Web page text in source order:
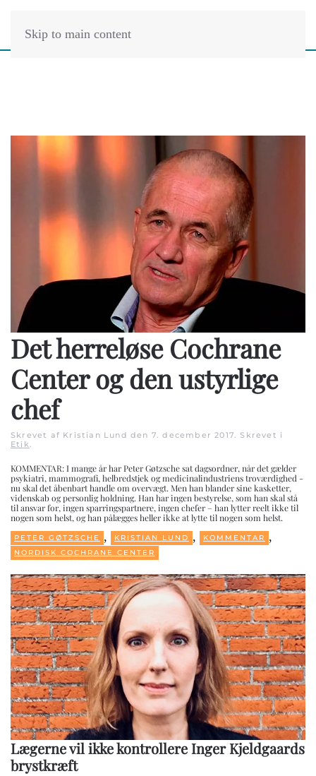
Skip to main content
Det herreløse Cochrane
Center og den ustyrlige
chef
Skrevet af Kristian Lund den 7. december 2017 . Skrevet i
Etik
KOMMENTAR: I mange år har Peter Gøtzsche sat dagsordner, når det gælder
psykiatri, mammografi, helbredstjek og medicinalindustriens troværdighed -
nu skal det åbenbart handle om overvægt. Men han blander sine kasketter,
videnskab og personlig holdning. Han har ingen bestyrelse, som han skal stå
til ansvar for, ingen sparringspartnere, ingen chefer – han lytter reelt ikke til
nogen som helst, og han pålægges heller ikke at lytte til nogen som helst.
PETER GØTZSCHE , KRISTIAN LUND , KOMMENTAR ,
NORDISK COCHRANE CENTER
Lægerne vil ikke kontrollere Inger Kjeldgaards
brystkræft